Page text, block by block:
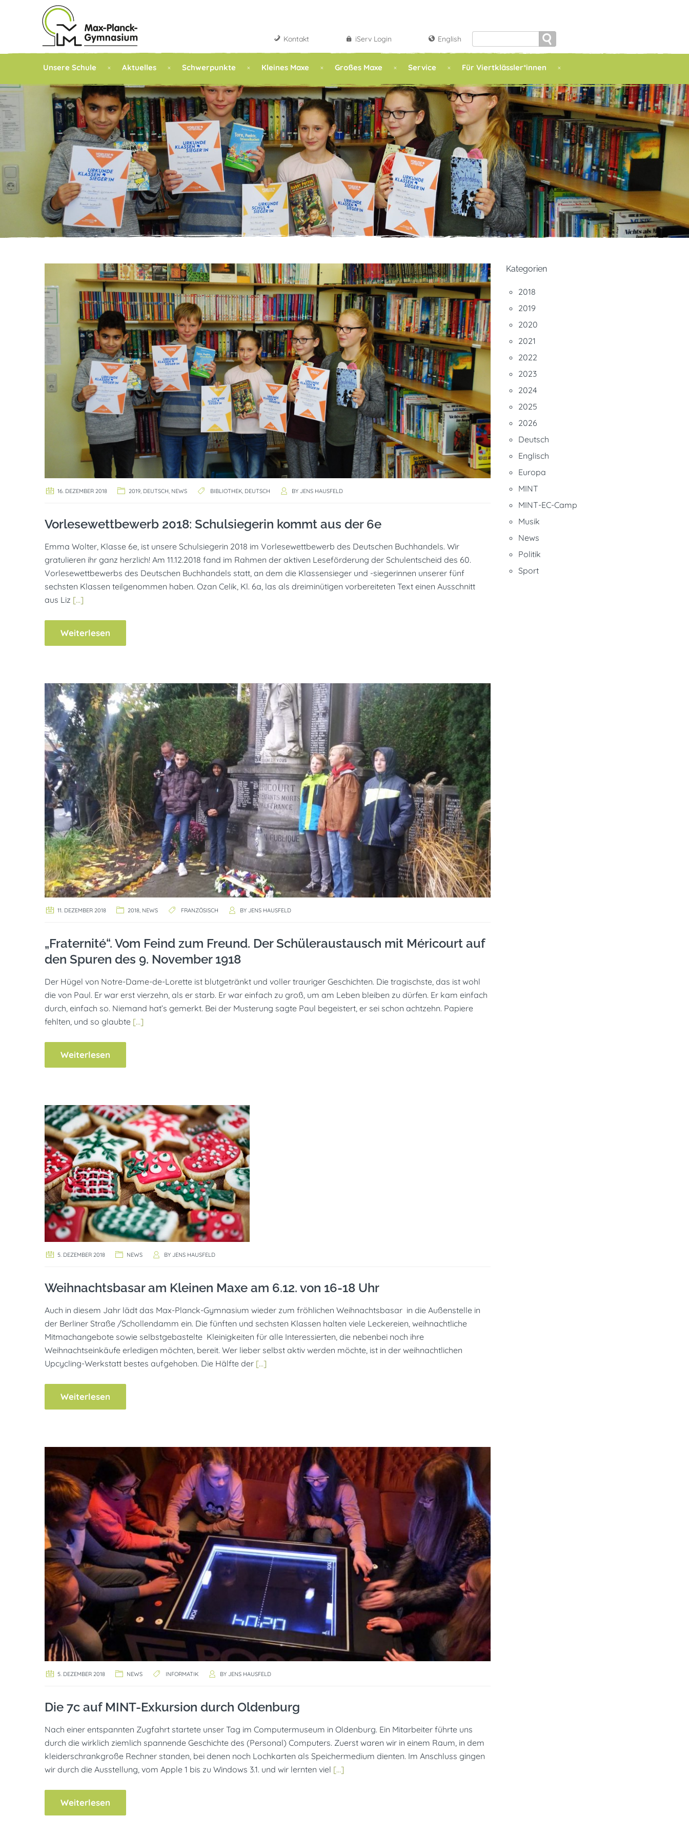
Kontakt iServ Login English
for:
Unsere Schule Aktuelles Schwerpunkte Kleines Maxe Großes Maxe Service Für Viertklässler*innen
16. DEZEMBER 2018 2019, DEUTSCH, NEWS BIBLIOTHEK, DEUTSCH BY JENS HAUSFELD
Vorlesewettbewerb 2018: Schulsiegerin kommt aus der 6e
Emma Wolter, Klasse 6e, ist unsere Schulsiegerin 2018 im Vorlesewettbewerb des Deutschen Buchhandels. Wir
gratulieren ihr ganz herzlich! Am 11.12.2018 fand im Rahmen der aktiven Leseförderung der Schulentscheid des 60.
Vorlesewettbewerbs des Deutschen Buchhandels statt, an dem die Klassensieger und -siegerinnen unserer fünf
sechsten Klassen teilgenommen haben. Ozan Celik, Kl. 6a, las als dreiminütigen vorbereiteten Text einen Ausschnitt
aus Liz […]
Weiterlesen
11. DEZEMBER 2018 2018, NEWS FRANZÖSISCH BY JENS HAUSFELD
„Fraternité“. Vom Feind zum Freund. Der Schüleraustausch mit Méricourt auf
den Spuren des 9. November 1918
Der Hügel von Notre-Dame-de-Lorette ist blutgetränkt und voller trauriger Geschichten. Die tragischste, das ist wohl
die von Paul. Er war erst vierzehn, als er starb. Er war einfach zu groß, um am Leben bleiben zu dürfen. Er kam einfach
durch, einfach so. Niemand hat’s gemerkt. Bei der Musterung sagte Paul begeistert, er sei schon achtzehn. Papiere
fehlten, und so glaubte […]
Weiterlesen
5. DEZEMBER 2018 NEWS BY JENS HAUSFELD
Weihnachtsbasar am Kleinen Maxe am 6.12. von 16-18 Uhr
Auch in diesem Jahr lädt das Max-Planck-Gymnasium wieder zum fröhlichen Weihnachtsbasar in die Außenstelle in
der Berliner Straße /Schollendamm ein. Die fünften und sechsten Klassen halten viele Leckereien, weihnachtliche
Mitmachangebote sowie selbstgebastelte Kleinigkeiten für alle Interessierten, die nebenbei noch ihre
Weihnachtseinkäufe erledigen möchten, bereit. Wer lieber selbst aktiv werden möchte, ist in der weihnachtlichen
Upcycling-Werkstatt bestes aufgehoben. Die Hälfte der […]
Weiterlesen
5. DEZEMBER 2018 NEWS INFORMATIK BY JENS HAUSFELD
Die 7c auf MINT-Exkursion durch Oldenburg
Nach einer entspannten Zugfahrt startete unser Tag im Computermuseum in Oldenburg. Ein Mitarbeiter führte uns
durch die wirklich ziemlich spannende Geschichte des (Personal) Computers. Zuerst waren wir in einem Raum, in dem
kleiderschrankgroße Rechner standen, bei denen noch Lochkarten als Speichermedium dienten. Im Anschluss gingen
wir durch die Ausstellung, vom Apple 1 bis zu Windows 3.1. und wir lernten viel […]
Weiterlesen
Kategorien
2018
2019
2020
2021
2022
2023
2024
2025
2026
Deutsch
Englisch
Europa
MINT
MINT-EC-Camp
Musik
News
Politik
Sport